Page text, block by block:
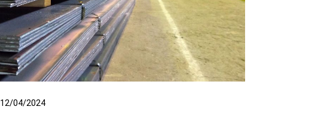
12/04/2024